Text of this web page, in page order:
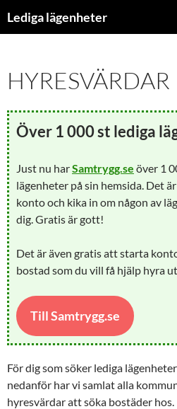
tillLediga lägenheter
HYRESVÄRDAR
Över 1 000 st lediga
Just nu harSamtrygg.se över 1
lägenheter på sin hemsida. Det
konto och kika in om någon av
dig. Gratis är gott!
Det är även gratis att starta
bostad som du vill få hjälp hyra
Till Samtrygg.se
För dig som söker lediga
nedanför har vi samlat alla
hyresvärdar att söka bostäder hos.